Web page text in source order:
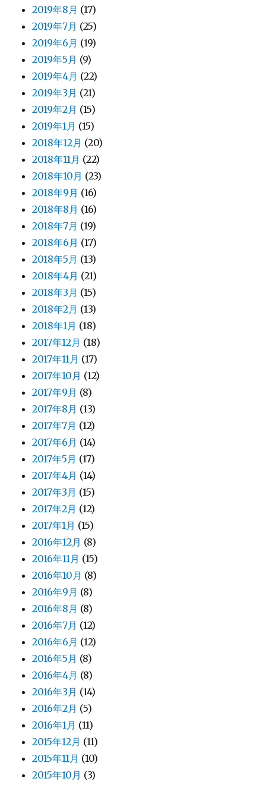
2019年8月 (17)
2019年7月 (25)
2019年6月 (19)
2019年5月 (9)
2019年4月 (22)
2019年3月 (21)
2019年2月 (15)
2019年1月 (15)
2018年12月 (20)
2018年11月 (22)
2018年10月 (23)
2018年9月 (16)
2018年8月 (16)
2018年7月 (19)
2018年6月 (17)
2018年5月 (13)
2018年4月 (21)
2018年3月 (15)
2018年2月 (13)
2018年1月 (18)
2017年12月 (18)
2017年11月 (17)
2017年10月 (12)
2017年9月 (8)
2017年8月 (13)
2017年7月 (12)
2017年6月 (14)
2017年5月 (17)
2017年4月 (14)
2017年3月 (15)
2017年2月 (12)
2017年1月 (15)
2016年12月 (8)
2016年11月 (15)
2016年10月 (8)
2016年9月 (8)
2016年8月 (8)
2016年7月 (12)
2016年6月 (12)
2016年5月 (8)
2016年4月 (8)
2016年3月 (14)
2016年2月 (5)
2016年1月 (11)
2015年12月 (11)
2015年11月 (10)
2015年10月 (3)